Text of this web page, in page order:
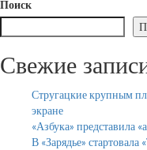
Поиск
Свежие
Стругацкие крупным
экране
«Азбука» представила
В «Зарядье» стартовала